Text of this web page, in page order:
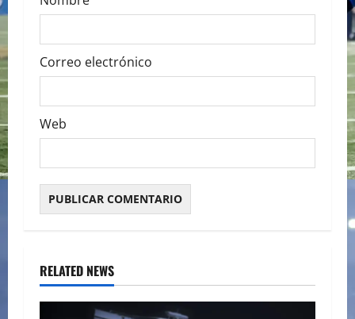
Correo electrónico
Web
RELATED NEWS